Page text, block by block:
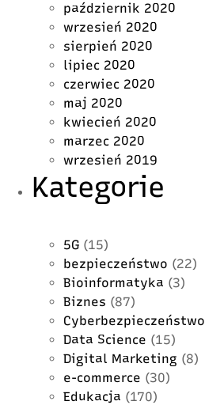
październik 2020
wrzesień 2020
sierpień 2020
lipiec 2020
czerwiec 2020
maj 2020
kwiecień 2020
marzec 2020
wrzesień 2019
Kategorie
5G (15)
bezpieczeństwo (22)
Bioinformatyka (3)
Biznes (87)
Cyberbezpieczeństwo
Data Science (15)
Digital Marketing (8)
e-commerce (30)
Edukacja (170)